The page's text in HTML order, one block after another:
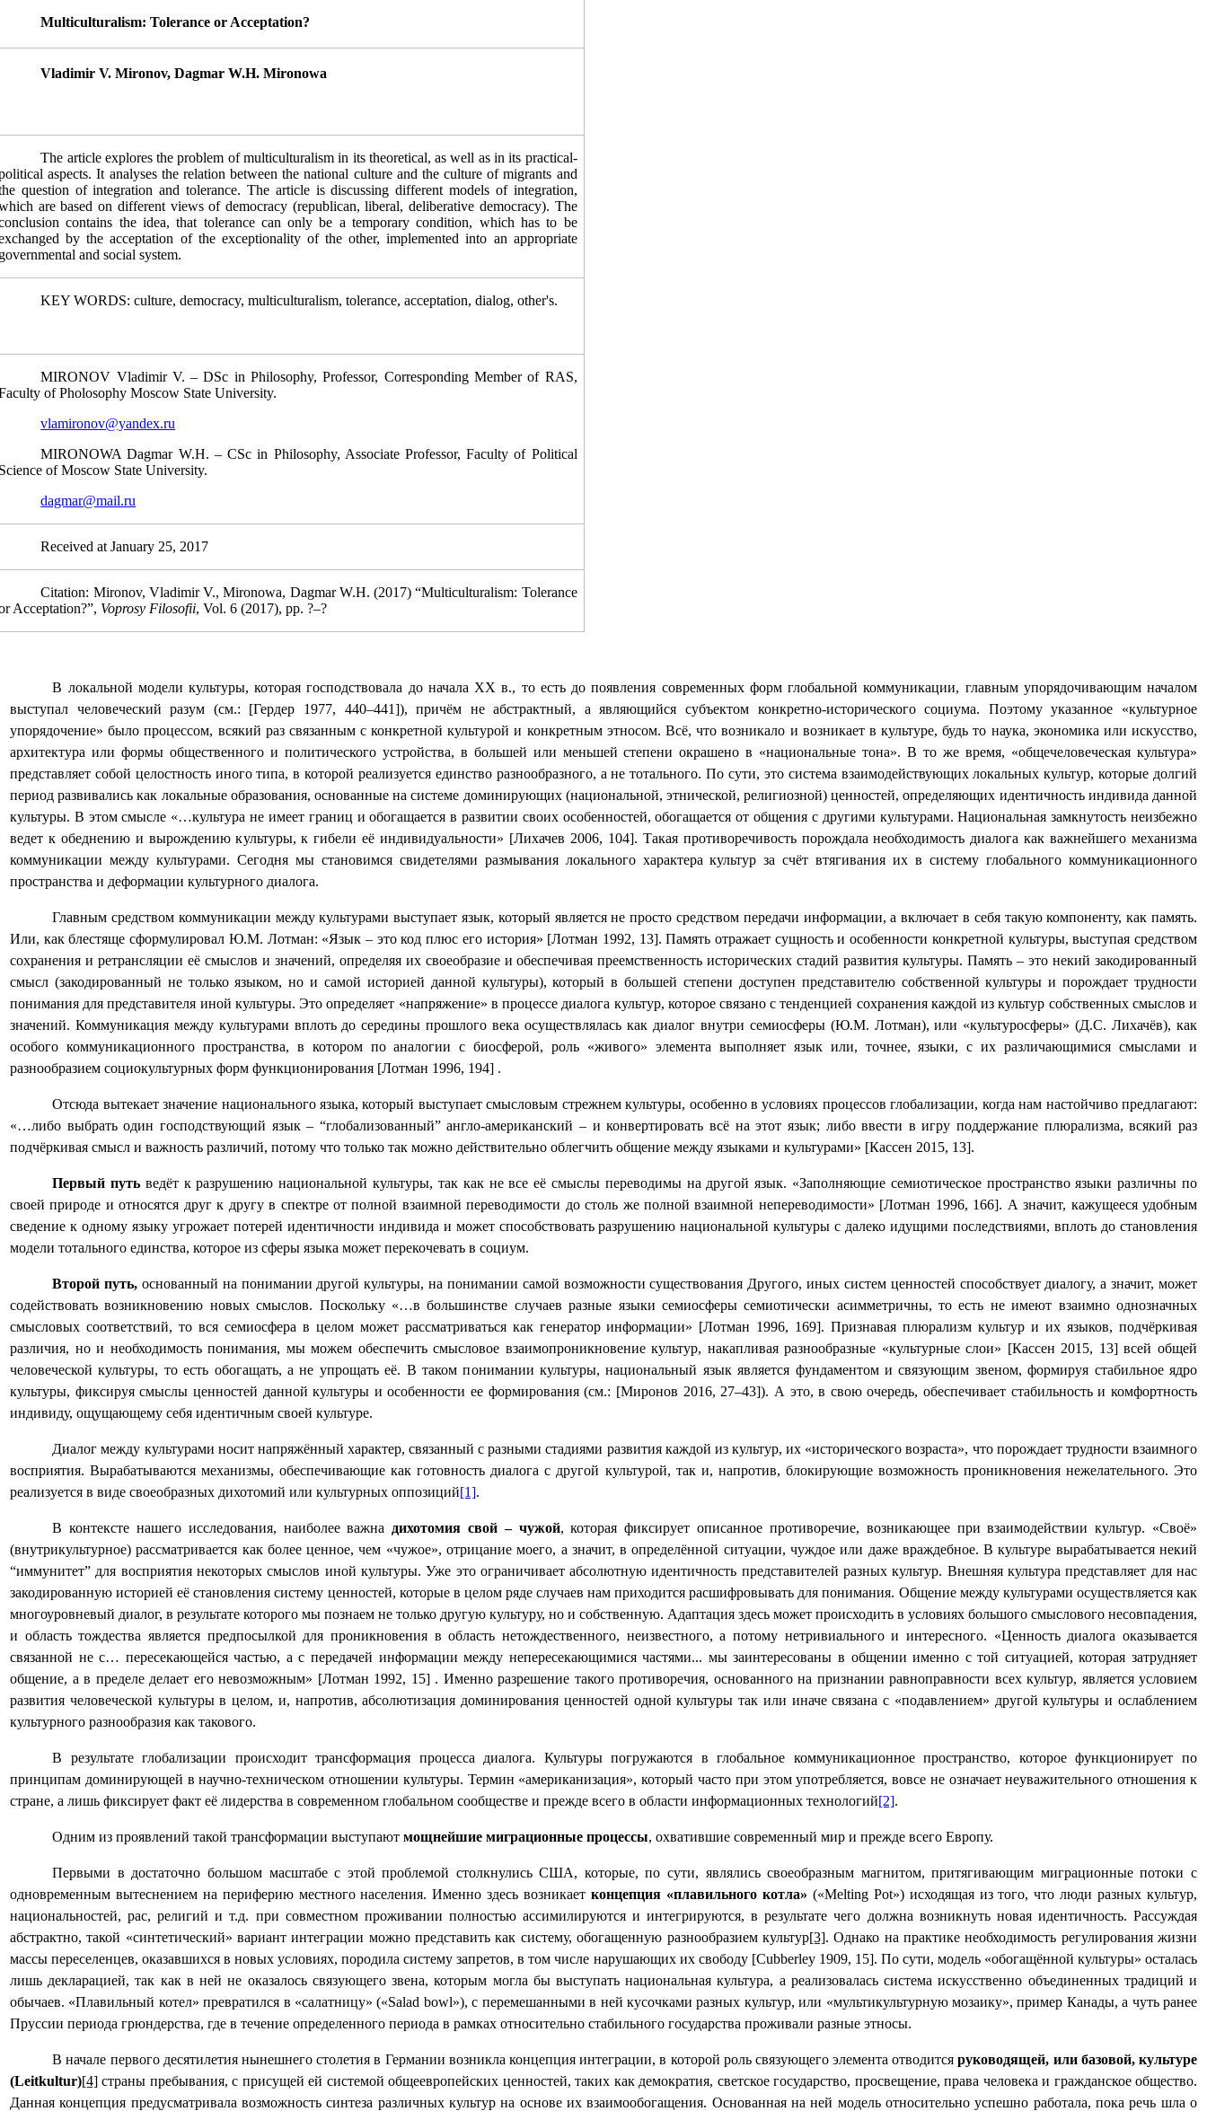
Multiculturalism: Tolerance or Acceptation?
Vladimir V. Mironov, Dagmar W.H. Mironowa
The article explores the problem of multiculturalism in its theoretical, as well as in its practical-
aspects. It analyses the relation between the national culture and the culture of migrants and
question of integration and tolerance. The article is discussing different models of integration,
are based on different views of democracy (republican, liberal, deliberative democracy). The
contains the idea, that tolerance can only be a temporary condition, which has to be
by the acceptation of the exceptionality of the other, implemented into an appropriate
and social system.
KEY WORDS: culture, democracy, multiculturalism, tolerance, acceptation, dialog, other's.
MIRONOV Vladimir V. – DSc in Philosophy, Professor, Corresponding Member of RAS,
of Pholosophy Moscow State University.
vlamironov@yandex.ru
MIRONOWA Dagmar W.H. – CSc in Philosophy, Associate Professor, Faculty of Political
of Moscow State University.
dagmar@mail.ru
Received at January 25, 2017
Citation: Mironov, Vladimir V., Mironowa, Dagmar W.H. (2017) “Multiculturalism: Tolerance
Acceptation?”, Voprosy Filosofii, Vol. 6 (2017), pp. ?‒?
В локальной модели культуры, которая господствовала до начала XX в., то есть до появления современных форм глобальной коммуникации, главным упорядочивающим началом
выступал человеческий разум (см.: [Гердер 1977, 440–441]), причём не абстрактный, а являющийся субъектом конкретно-исторического социума. Поэтому указанное «культурное
упорядочение» было процессом, всякий раз связанным с конкретной культурой и конкретным этносом. Всё, что возникало и возникает в культуре, будь то наука, экономика или искусство,
архитектура или формы общественного и политического устройства, в большей или меньшей степени окрашено в «национальные тона». В то же время, «общечеловеческая культура»
представляет собой целостность иного типа, в которой реализуется единство разнообразного, а не тотального. По сути, это система взаимодействующих локальных культур, которые долгий
периодразвивались как локальные образования, основанные на системе доминирующих (национальной, этнической, религиозной) ценностей, определяющих идентичность индивида данной
культуры. В этом смысле «…культура не имеет границ и обогащается в развитии своих особенностей, обогащается от общения с другими культурами. Национальная замкнутость неизбежно
ведет к обеднению и вырождению культуры, к гибели её индивидуальности» [Лихачев 2006, 104]. Такая противоречивость порождала необходимость диалога как важнейшего механизма
коммуникации между культурами. Сегодня мы становимся свидетелями размывания локального характера культур за счёт втягивания их в систему глобального коммуникационного
пространства и деформации культурного диалога.
Главным средством коммуникации между культурами выступает язык, который является не просто средством передачи информации, а включает в себя такую компоненту, как память.
Или, как блестяще сформулировал Ю.М. Лотман: «Язык – это код плюс его история» [Лотман 1992, 13]. Память отражает сущность и особенности конкретной культуры, выступая средством
сохранения и ретрансляции её смыслов и значений, определяя их своеобразие и обеспечивая преемственность исторических стадий развития культуры. Память – это некий закодированный
смысл (закодированный не только языком, но и самой историей данной культуры), который в большей степени доступен представителю собственной культуры и порождает трудности
понимания для представителя иной культуры. Это определяет «напряжение» в процессе диалога культур, которое связано с тенденцией сохранения каждой из культур собственных смыслов и
значений. Коммуникация между культурами вплоть до середины прошлого века осуществлялась как диалог внутри семиосферы (Ю.М. Лотман), или «культуросферы» (Д.С. Лихачёв), как
особого коммуникационного пространства, в котором по аналогии с биосферой, роль «живого» элемента выполняет язык или, точнее, языки, с их различающимися смыслами и
разнообразием социокультурных форм функционирования [Лотман 1996, 194] .
Отсюда вытекает значение национального языка, который выступает смысловым стрежнем культуры, особенно в условиях процессов глобализации, когда нам настойчиво предлагают:
«…либо выбрать один господствующий язык – “глобализованный” англо-американский – и конвертировать всё на этот язык; либо ввести в игру поддержание плюрализма, всякий раз
подчёркивая смысл и важность различий, потому что только так можно действительно облегчить общение между языками и культурами» [Кассен 2015, 13].
Первый путь ведёт к разрушению национальной культуры, так как не все её смыслы переводимы на другой язык. «Заполняющие семиотическое пространство языки различны по
своей природе и относятся друг к другу в спектре от полной взаимной переводимости до столь же полной взаимной непереводимости» [Лотман 1996, 166]. А значит, кажущееся удобным
сведение к одному языку угрожает потерей идентичности индивида и может способствовать разрушению национальной культуры с далеко идущими последствиями, вплоть до становления
модели тотального единства, которое из сферы языка может перекочевать в социум.
Второй путь, основанный на понимании другой культуры, на понимании самой возможности существования Другого, иных систем ценностей способствует диалогу, а значит, может
содействовать возникновению новых смыслов. Поскольку «…в большинстве случаев разные языки семиосферы семиотически асимметричны, то есть не имеют взаимно однозначных
смысловых соответствий, то вся семиосфера в целом может рассматриваться как генератор информации» [Лотман 1996, 169]. Признавая плюрализм культур и их языков, подчёркивая
различия, но и необходимость понимания, мы можем обеспечить смысловое взаимопроникновение культур, накапливая разнообразные «культурные слои» [Кассен 2015, 13] всей общей
человеческой культуры, то есть обогащать, а не упрощать её. В таком понимании культуры, национальный язык является фундаментом и связующим звеном, формируя стабильное ядро
культуры, фиксируя смыслы ценностей данной культуры и особенности ее формирования (см.: [Миронов 2016, 27–43]). А это, в свою очередь, обеспечивает стабильность и комфортность
индивиду, ощущающему себя идентичным своей культуре.
Диалог между культурами носит напряжённый характер, связанный с разными стадиями развития каждой из культур, их «исторического возраста», что порождает трудности взаимного
восприятия. Вырабатываются механизмы, обеспечивающие как готовность диалога с другой культурой, так и, напротив, блокирующие возможность проникновения нежелательного. Это
реализуется в виде своеобразных дихотомий или культурных оппозиций[1].
В контексте нашего исследования, наиболее важнадихотомия свой – чужой, которая фиксирует описанное противоречие, возникающее при взаимодействии культур. «Своё»
(внутрикультурное) рассматривается как более ценное, чем «чужое», отрицание моего, а значит, в определённой ситуации, чуждое или даже враждебное. В культуре вырабатывается некий
“иммунитет” для восприятия некоторых смыслов иной культуры. Уже это ограничивает абсолютную идентичность представителей разных культур. Внешняя культура представляет для нас
закодированную историей её становления систему ценностей, которые в целом ряде случаев нам приходится расшифровывать для понимания. Общение между культурами осуществляется как
многоуровневый диалог, в результате которого мы познаем не только другую культуру, но и собственную. Адаптация здесь может происходить в условиях большого смыслового несовпадения,
и область тождества является предпосылкой для проникновения в область нетождественного, неизвестного, а потому нетривиального и интересного. «Ценность диалога оказывается
связанной не с… пересекающейся частью, а с передачей информации между непересекающимися частями... мы заинтересованы в общении именно с той ситуацией, которая затрудняет
общение, а в пределе делает его невозможным» [Лотман 1992, 15] . Именно разрешение такого противоречия, основанного на признании равноправности всех культур, является условием
развития человеческой культуры в целом, и, напротив, абсолютизация доминирования ценностей одной культуры так или иначе связана с «подавлением» другой культуры и ослаблением
культурного разнообразия как такового.
В результате глобализации происходит трансформация процесса диалога. Культуры погружаются в глобальное коммуникационное пространство, которое функционирует по
принципам доминирующей в научно-техническом отношении культуры. Термин «американизация», который часто при этом употребляется, вовсе не означает неуважительного отношения к
стране, а лишь фиксирует факт её лидерства в современном глобальном сообществе и прежде всего в области информационных технологий[2].
Одним из проявлений такой трансформации выступаютмощнейшие миграционные процессы, охватившие современный мир и прежде всего Европу.
Первыми в достаточно большом масштабе с этой проблемой столкнулись США, которые, по сути, являлись своеобразным магнитом, притягивающим миграционные потоки с
одновременным вытеснением на периферию местного населения. Именно здесь возникаетконцепция «плавильного котла» («Melting Рot») исходящая из того, что люди разных культур,
национальностей, рас, религий и т.д. при совместном проживании полностью ассимилируются и интегрируются, в результате чего должна возникнуть новая идентичность. Рассуждая
абстрактно, такой «синтетический» вариант интеграции можно представить как систему, обогащенную разнообразием культур[3]. Однако на практике необходимость регулирования жизни
массы переселенцев, оказавшихся в новых условиях, породила систему запретов, в том числе нарушающих их свободу [Cubberley 1909, 15]. По сути, модель «обогащённой культуры» осталась
лишь декларацией, так как в ней не оказалось связующего звена, которым могла бы выступать национальная культура, а реализовалась система искусственно объединенных традиций и
обычаев. «Плавильный котел» превратился в «салатницу» («Salad bowl»), с перемешанными в ней кусочками разных культур, или «мультикультурную мозаику», пример Канады, а чуть ранее
Пруссии периода грюндерства, где в течение определенного периода в рамках относительно стабильного государства проживали разные этносы.
В начале первого десятилетия нынешнего столетия в Германии возникла концепция интеграции, в которой роль связующего элемента отводится руководящей, или базовой, культуре
(Leitkultur)[4] страны пребывания, с присущей ей системой общеевропейских ценностей, таких как демократия, светское государство, просвещение, права человека и гражданское общество.
Данная концепция предусматривала возможность синтеза различных культур на основе их взаимообогащения. Основанная на ней модель относительно успешно работала, пока речь шла о